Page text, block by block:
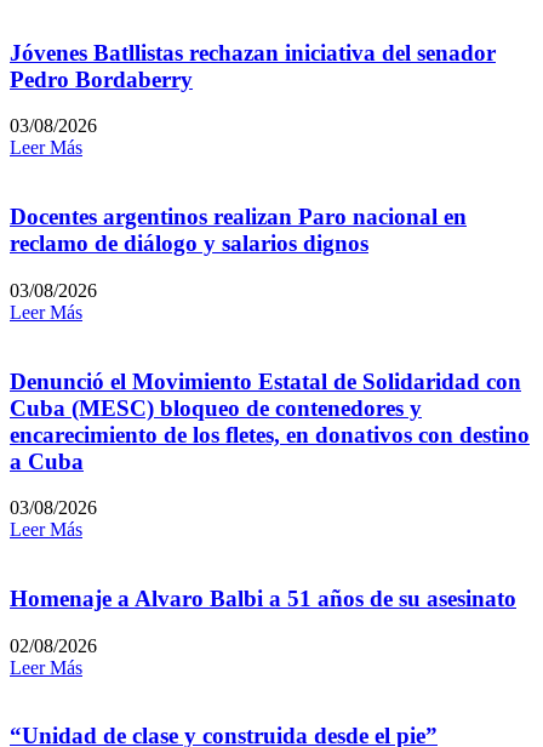
Jóvenes Batllistas rechazan iniciativa del senador
Pedro Bordaberry
03/08/2026
Leer Más
Docentes argentinos realizan Paro nacional en
reclamo de diálogo y salarios dignos
03/08/2026
Leer Más
Denunció el Movimiento Estatal de Solidaridad con
Cuba (MESC) bloqueo de contenedores y
encarecimiento de los fletes, en donativos con destino
a Cuba
03/08/2026
Leer Más
Homenaje a Alvaro Balbi a 51 años de su asesinato
02/08/2026
Leer Más
“Unidad de clase y construida desde el pie”